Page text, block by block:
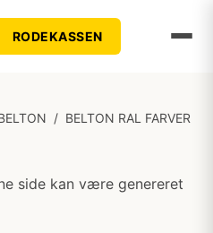
RODEKASSEN
/ BELTON RAL FARVER
side kan være genereret